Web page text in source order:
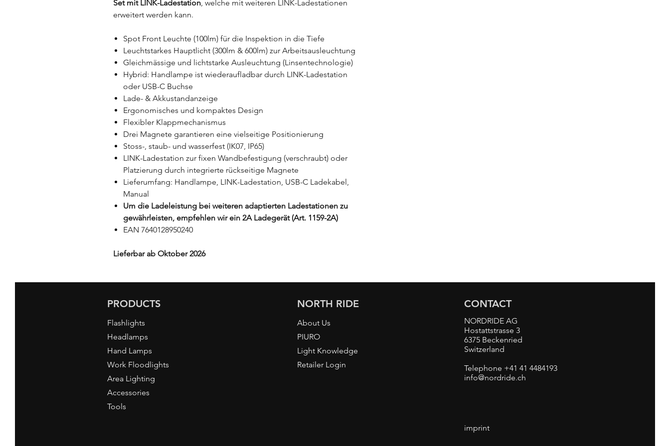
Set mit LINK-Ladestation, welche mit weiteren LINK-Ladestationen
erweitert werden kann.
Spot Front Leuchte (100lm) für die Inspektion in die Tiefe
Leuchtstarkes Hauptlicht (300lm & 600lm) zur Arbeitsausleuchtung
Gleichmässige und lichtstarke Ausleuchtung (Linsentechnologie)
Hybrid: Handlampe ist wiederaufladbar durch LINK-Ladestation
oder USB-C Buchse
Lade- & Akkustandanzeige
Ergonomisches und kompaktes Design
Flexibler Klappmechanismus
Drei Magnete garantieren eine vielseitige Positionierung
Stoss-, staub- und wasserfest (IK07, IP65)
LINK-Ladestation zur fixen Wandbefestigung (verschraubt) oder
Platzierung durch integrierte rückseitige Magnete
Lieferumfang: Handlampe, LINK-Ladestation, USB-C Ladekabel,
Manual
Um die Ladeleistung bei weiteren adaptierten Ladestationen zu
gewährleisten, empfehlen wir ein 2A Ladegerät (Art. 1159-2A)
EAN 7640128950240
Lieferbar ab Oktober 2026
PRODUCTS
Flashlights
Headlamps
Hand Lamps
Work Floodlights
Area Lighting
Accessories
Tools
NORTH RIDE
About Us
PIURO
Light Knowledge
Retailer Login
CONTACT
NORDRIDE AG
Hostattstrasse 3
6375 Beckenried
Switzerland
Telephone +41 41 4484193
info@nordride.ch
imprint